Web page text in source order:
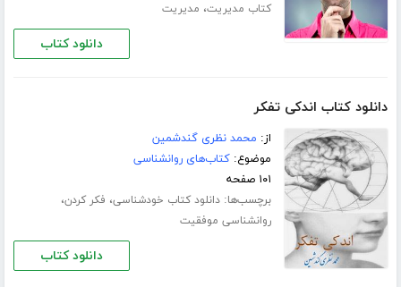
کتاب مدیریت، مدیریت
دانلود کتاب
دانلود کتاب اندکی تفکر
از: محمد نظری گندشمین
موضوع:کتاب‌های روانشناسی
۱۰۱ صفحه
برچسب‌ها:دانلود کتاب خودشناسی، فکر کردن،
روانشناسی موفقیت
دانلود کتاب